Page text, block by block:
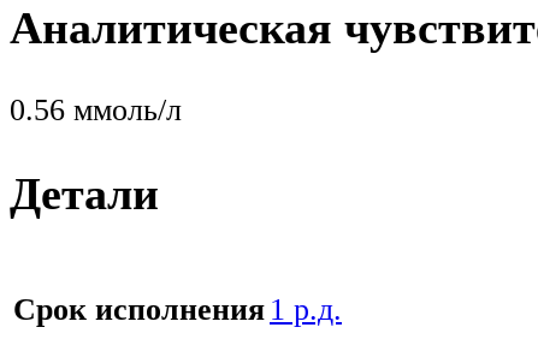
Аналитическая
0.56 ммоль/л
Детали
Срок исполнения 1 р.д.